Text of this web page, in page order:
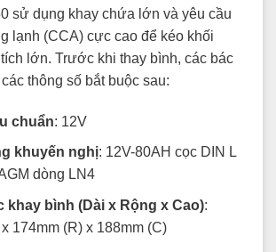
sử dụng khay chứa lớn và yêu cầu
lạnh (CCA) cực cao để kéo khối
lớn. Trước khi thay bình, các bác
thông số bắt buộc sau:
chuẩn: 12V
khuyến nghị: 12V-80AH cọc DIN L
dòng LN4
khay bình (Dài x Rộng x Cao):
174mm (R) x 188mm (C)